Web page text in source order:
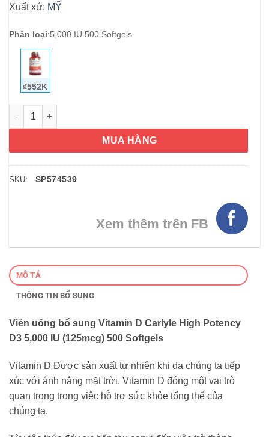
Xuất xứ: MỸ
Phân loại:5,000 IU 500 Softgels
₫552K
Viên uống bổ sung Vitamin D Carlyle High Potency D3 5,000
MUA HÀNG
SKU: SP574539
Xem thêm trên FB
MÔ TẢ
THÔNG TIN BỔ SUNG
Viên uống bổ sung Vitamin D Carlyle High Potency
D3 5,000 IU (125mcg) 500 Softgels
Vitamin D Được sản xuất tự nhiên khi da chúng ta tiếp
xúc với ánh nắng mặt trời. Vitamin D đóng một vai trò
quan trọng trong việc hỗ trợ sức khỏe tổng thể của
chúng ta.